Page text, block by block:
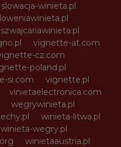
slowacja-winieta.pl
szwajcariawinieta.pl
vignette-at.com
cz.com
poland.pl
si.com
vignette.pl
vinietaelectronica.com
wegrywinieta.pl
winieta-litwa.pl
winieta-wegry.pl
winietaaustria.pl